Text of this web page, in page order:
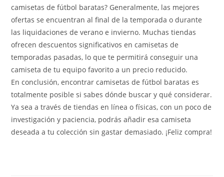
camisetas de fútbol baratas? Generalmente, las mejores
ofertas se encuentran al final de la temporada o durante
las liquidaciones de verano e invierno. Muchas tiendas
ofrecen descuentos significativos en camisetas de
temporadas pasadas, lo que te permitirá conseguir una
camiseta de tu equipo favorito a un precio reducido.
En conclusión, encontrar camisetas de fútbol baratas es
totalmente posible si sabes dónde buscar y qué considerar.
Ya sea a través de tiendas en línea o físicas, con un poco de
investigación y paciencia, podrás añadir esa camiseta
deseada a tu colección sin gastar demasiado. ¡Feliz compra!